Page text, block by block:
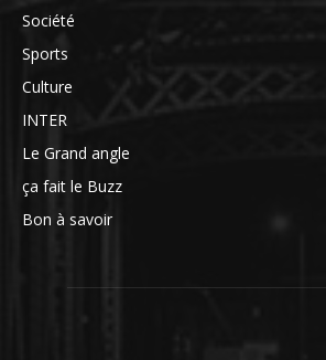
Société
Sports
Culture
INTER
Le Grand angle
ça fait le Buzz
Bon à savoir